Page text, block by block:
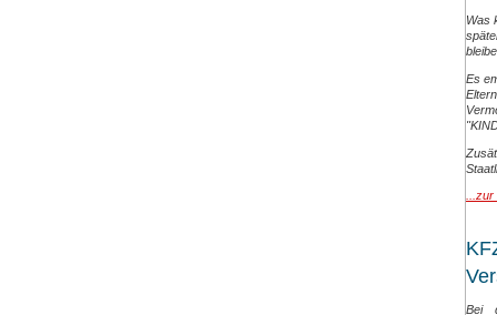
Was
Es
Bei